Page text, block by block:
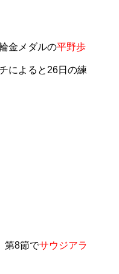
金メダルの平野歩
によると26日の練
第8節でサウジアラ